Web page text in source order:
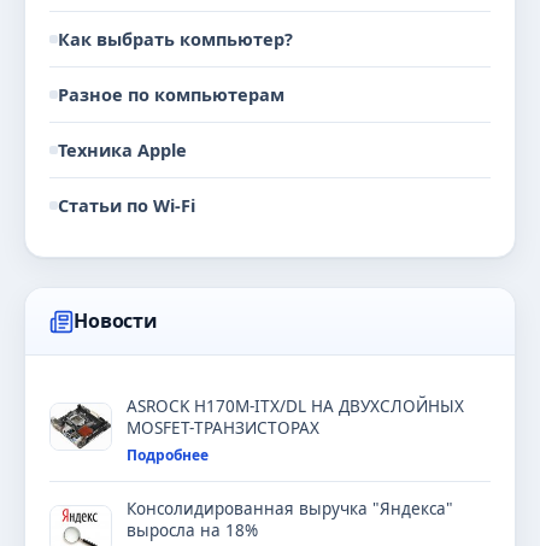
Как выбрать компьютер?
Разное по компьютерам
Техника Apple
Статьи по Wi-Fi
Новости
ASROCK H170M-ITX/DL НА ДВУХСЛОЙНЫХ
MOSFET-ТРАНЗИСТОРАХ
Подробнее
Консолидированная выручка "Яндекса"
выросла на 18%